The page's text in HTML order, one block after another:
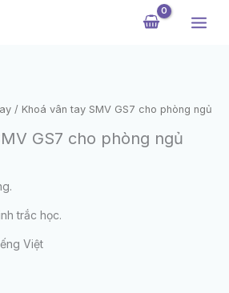
/ Khoá vân tay SMV GS7 cho phòng ngủ
GS7 cho phòng ngủ
trắc học.
Việt